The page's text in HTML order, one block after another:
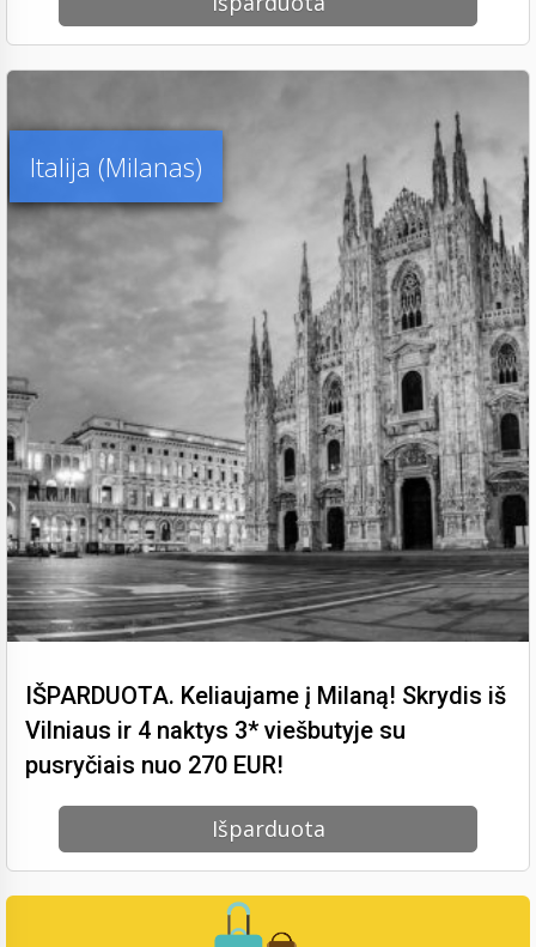
Italija (Milanas)
IŠPARDUOTA. Keliaujame į Milaną! Skrydis iš
Vilniaus ir 4 naktys 3* viešbutyje su
pusryčiais nuo 270 EUR!
Išparduota